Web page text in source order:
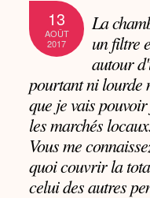
13
AOÛT
2017
La chambre est rangée. J'ai donc mis
un filtre
autour
pourtant ni lourde
que je vais
les marchés
Vous me
quoi couvrir la
celui des autres